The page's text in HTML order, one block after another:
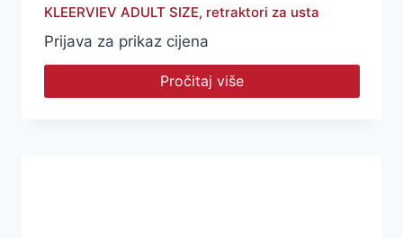
KLEERVIEV ADULT SIZE, retraktori za usta
Prijava za prikaz cijena
Pročitaj više